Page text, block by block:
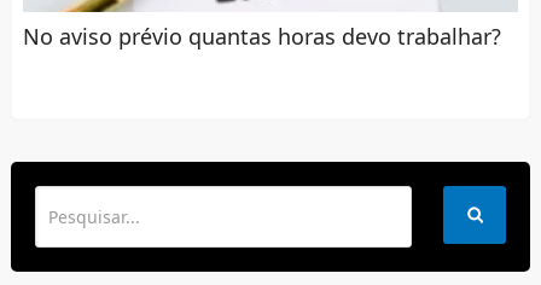
No aviso prévio quantas horas devo trabalhar?